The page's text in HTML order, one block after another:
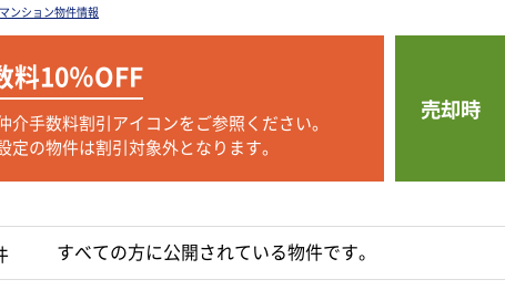
ンション物件情報
料10％OFF
介手数料割引アイコンをご参照ください。
定の物件は割引対象外となります。
売却時
すべての方に公開されている物件です。